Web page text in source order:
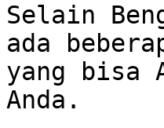
Selain
ada
yang bisa
Anda.